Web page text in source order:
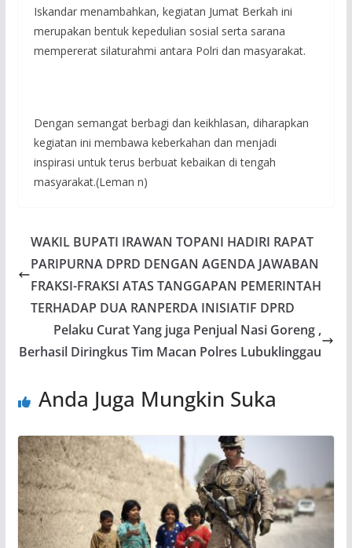
Iskandar menambahkan, kegiatan Jumat Berkah ini
merupakan bentuk kepedulian sosial serta sarana
mempererat silaturahmi antara Polri dan masyarakat.
Dengan semangat berbagi dan keikhlasan, diharapkan
kegiatan ini membawa keberkahan dan menjadi
inspirasi untuk terus berbuat kebaikan di tengah
masyarakat.(Leman n)
WAKIL BUPATI IRAWAN TOPANI HADIRI RAPAT
PARIPURNA DPRD DENGAN AGENDA JAWABAN
FRAKSI-FRAKSI ATAS TANGGAPAN PEMERINTAH
TERHADAP DUA RANPERDA INISIATIF DPRD
Pelaku Curat Yang juga Penjual Nasi Goreng ,
Berhasil Diringkus Tim Macan Polres Lubuklinggau
Anda Juga Mungkin Suka